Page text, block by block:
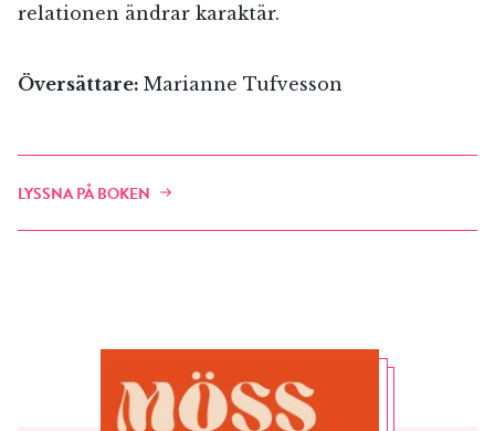
relationen ändrar karaktär.
Översättare: Marianne Tufvesson
LYSSNA PÅ BOKEN